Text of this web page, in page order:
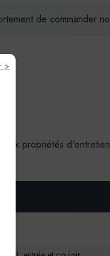
de commander
aux propriétés
>